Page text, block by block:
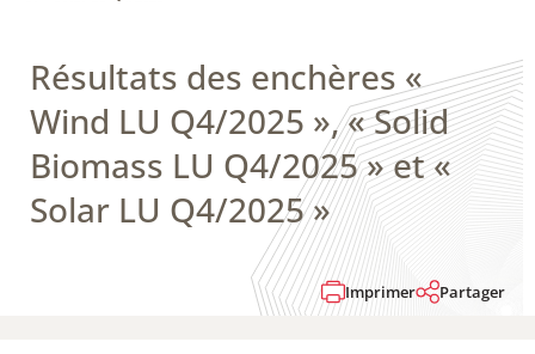
Résultats des enchères «
Wind LU Q4/2025 », « Solid
Biomass LU Q4/2025 » et «
Solar LU Q4/2025 »
Imprimer Partager